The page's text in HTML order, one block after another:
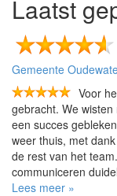
Laatst
Gemeente
Voor
gebracht. We
een succes
weer thuis, met
de rest van het
communiceren
Lees meer »